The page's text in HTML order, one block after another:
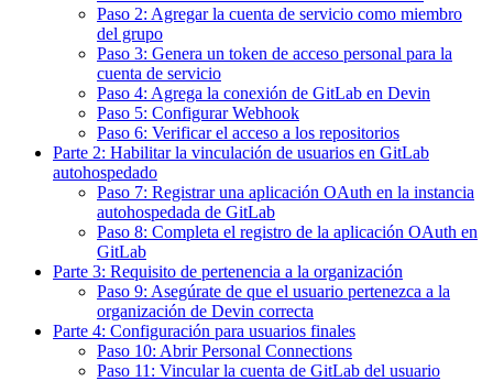
Paso 2: Agregar la cuenta de servicio como miembro
del grupo
Paso 3: Genera un token de acceso personal para la
cuenta de servicio
Paso 4: Agrega la conexión de GitLab en Devin
Paso 5: Configurar Webhook
Paso 6: Verificar el acceso a los repositorios
Parte 2: Habilitar la vinculación de usuarios en GitLab
autohospedado
Paso 7: Registrar una aplicación OAuth en la instancia
autohospedada de GitLab
Paso 8: Completa el registro de la aplicación OAuth en
GitLab
Parte 3: Requisito de pertenencia a la organización
Paso 9: Asegúrate de que el usuario pertenezca a la
organización de Devin correcta
Parte 4: Configuración para usuarios finales
Paso 10: Abrir Personal Connections
Paso 11: Vincular la cuenta de GitLab del usuario